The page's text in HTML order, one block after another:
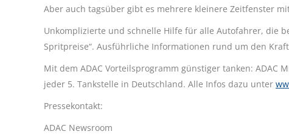
Aber auch tagsüber gibt es mehrere kleinere Zeitfenster
Unkomplizierte und schnelle Hilfe für alle Autofahrer, die
Spritpreise“. Ausführliche Informationen rund um den
Mit dem ADAC Vorteilsprogramm günstiger tanken: ADAC
jeder 5. Tankstelle in Deutschland. Alle Infos dazu unter
Pressekontakt:
ADAC Newsroom